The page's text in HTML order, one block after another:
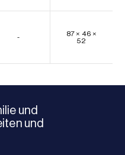
-
87 × 46 ×
52
und
und